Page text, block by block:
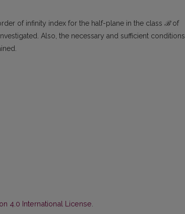
of infinity index for the half-plane in the class ℬof
Also, the necessary and sufficient conditions
4.0 International License